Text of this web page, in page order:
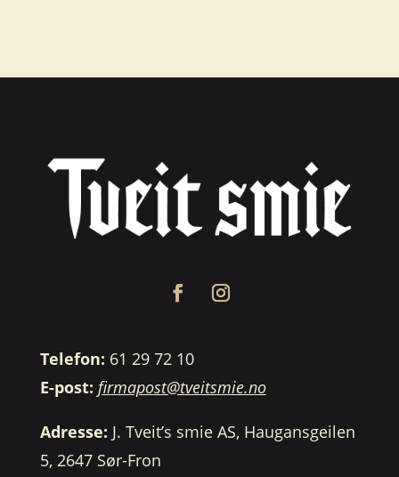
Telefon: 61 29 72 10
E-post: firmapost@tveitsmie.no
Adresse: J. Tveit’s smie AS, Haugansgeilen
5, 2647 Sør-Fron